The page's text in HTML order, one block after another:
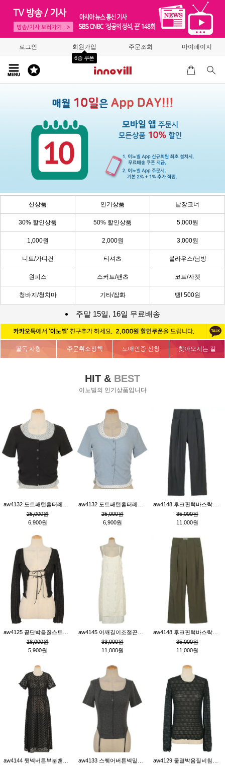
로그인 회원가입
6종 쿠폰
주문조회 마이페이지
신상품 인기상품 낱장코너
30% 할인상품 50% 할인상품 5,000원
1,000원 2,000원 3,000원
니트/가디건 티셔츠 블라우스/남방
원피스 스커트/팬츠 코트/자켓
청바지/청치마 기타/잡화 땡! 500원
주말 15일, 16일 무료배송
필독 사항 주문취소정책 도매인증 신청 찾아오시는 길
HIT & BEST
이노빌의 인기상품입니다
25,000원
6,900원
25,000원
6,900원
35,000원
11,000원
18,000원
5,900원
33,000원
11,000원
35,000원
11,000원